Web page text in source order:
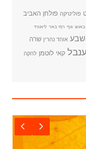
פוליטיקה פולחן האביב
באוש גוף רמי באר ליאוניד
אוהד נהרין שרה
קאי לוטמן להקה